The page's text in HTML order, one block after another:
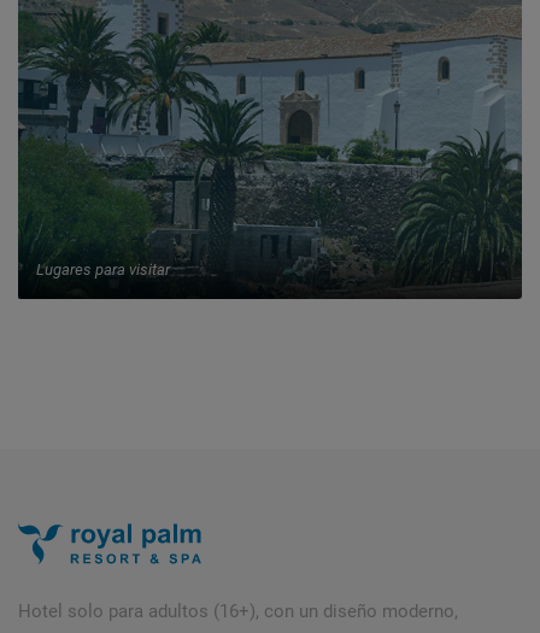
Lugares para visitar
Hotel solo para adultos (16+), con un diseño moderno,